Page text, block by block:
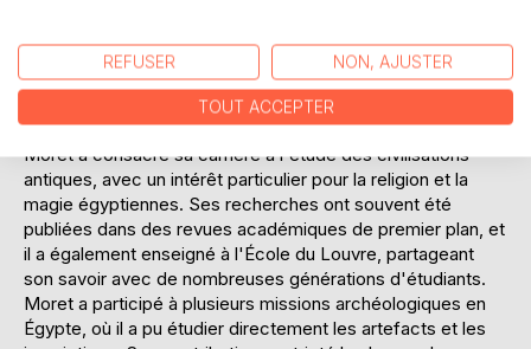
Alexandre Moret (1868-1938) était un égyptologue français
de renom, dont les travaux ont considérablement enrichi
notre compréhension de l'Égypte ancienne. Diplômé de
l'École pratique des hautes études et de l'École du Louvre,
Moret a consacré sa carrière à l'étude des civilisations
antiques, avec un intérêt particulier pour la religion et la
magie égyptiennes. Ses recherches ont souvent été
publiées dans des revues académiques de premier plan, et
il a également enseigné à l'École du Louvre, partageant
son savoir avec de nombreuses générations d'étudiants.
Moret a participé à plusieurs missions archéologiques en
Égypte, où il a pu étudier directement les artefacts et les
REFUSER NON, AJUSTER
TOUT ACCEPTER